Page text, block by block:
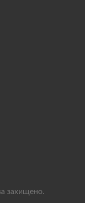
захищено.